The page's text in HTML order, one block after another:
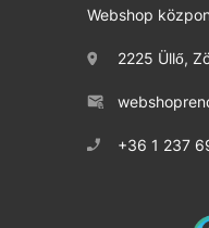
Webshop
2225 Üllő,
+36 1 237